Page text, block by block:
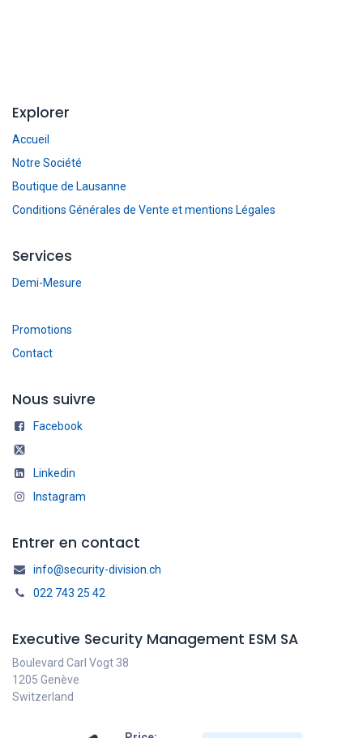
Explorer
Accueil
Notre Société
Boutique de Lausanne
Conditions Générales de Vente et mentions Légales
Services
Demi-Mesure
Promotions
Contact
Nous suivre
Facebook
Linkedin
Instagram
Entrer en contact
info@security-division.ch
022 743 25 42
Executive Security Management ESM SA
Boulevard Carl Vogt 38
1205 Genève
Switzerland